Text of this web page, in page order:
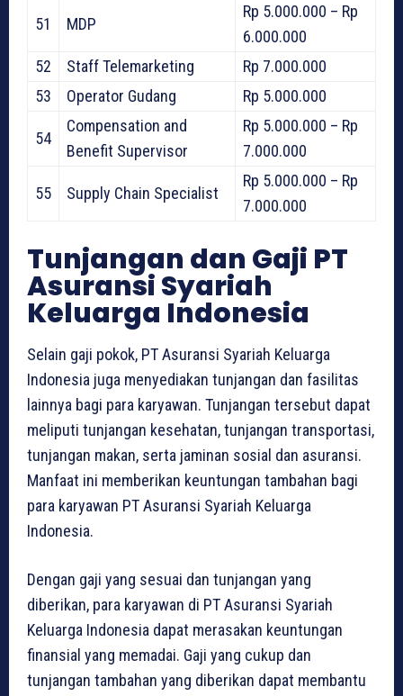
51 MDP
Rp 5.000.000 – Rp
6.000.000
52
Staff Telemarketing
Rp 7.000.000
53
Operator Gudang Rp 5.000.000
54
Compensation and
Benefit Supervisor
Rp 5.000.000 – Rp
7.000.000
55 Supply Chain Specialist
Rp 5.000.000 – Rp
7.000.000
Tunjangan dan Gaji PT
Asuransi Syariah
Keluarga Indonesia
Selain gaji pokok, PT Asuransi Syariah Keluarga
Indonesia juga menyediakan tunjangan dan fasilitas
lainnya bagi para karyawan. Tunjangan tersebut dapat
meliputi tunjangan kesehatan, tunjangan transportasi,
tunjangan makan, serta jaminan sosial dan asuransi.
Manfaat ini memberikan keuntungan tambahan bagi
para karyawan PT Asuransi Syariah Keluarga
Indonesia.
Dengan gaji yang sesuai dan tunjangan yang
diberikan, para karyawan di PT Asuransi Syariah
Keluarga Indonesia dapat merasakan keuntungan
finansial yang memadai. Gaji yang cukup dan
tunjangan tambahan yang diberikan dapat membantu